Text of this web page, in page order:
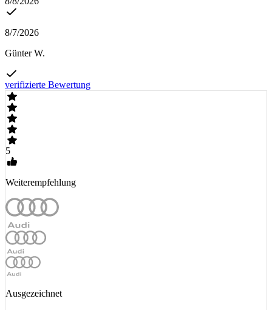
8/7/2026
Günter W.
verifizierte Bewertung
5
Weiterempfehlung
Ausgezeichnet